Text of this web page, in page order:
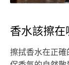
香水該擦在
擦拭香水在正確